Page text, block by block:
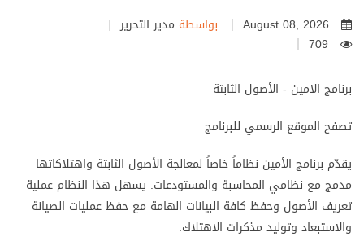
بواسطة مدير التحرير
August 08, 2026
709
برنامج الامين - الأصول الثابتة
تصفح الموقع الرسمي للبرنامج
يقدّم برنامج الأمين نظاماً خاصاً لمعالجة الأصول الثابتة واهتلاكاتها
مدمج مع نظامي المحاسبة والمستودعات. يسهل هذا النظام عملية
تعريف الأصول وحفظ كافة البيانات الهامة مع حفظ عمليات الصيانة
والاستبعاد وتوليد مذكرات الاهتلاك.